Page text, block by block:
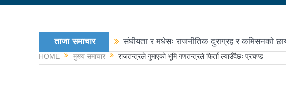
ताजा समाचार संघीयता र मधेसः राजनीतिक दुराग्रह र कमिसनको
काङ्ग्रेस नेता मिश्रको आरोप : बालेन सरकारले सिमा
HOME मुख्य समाचार राजतन्त्रले गुमाएको भूमि गणतन्त्रले फिर्ता ल्याउँदैछः प्रचण्ड